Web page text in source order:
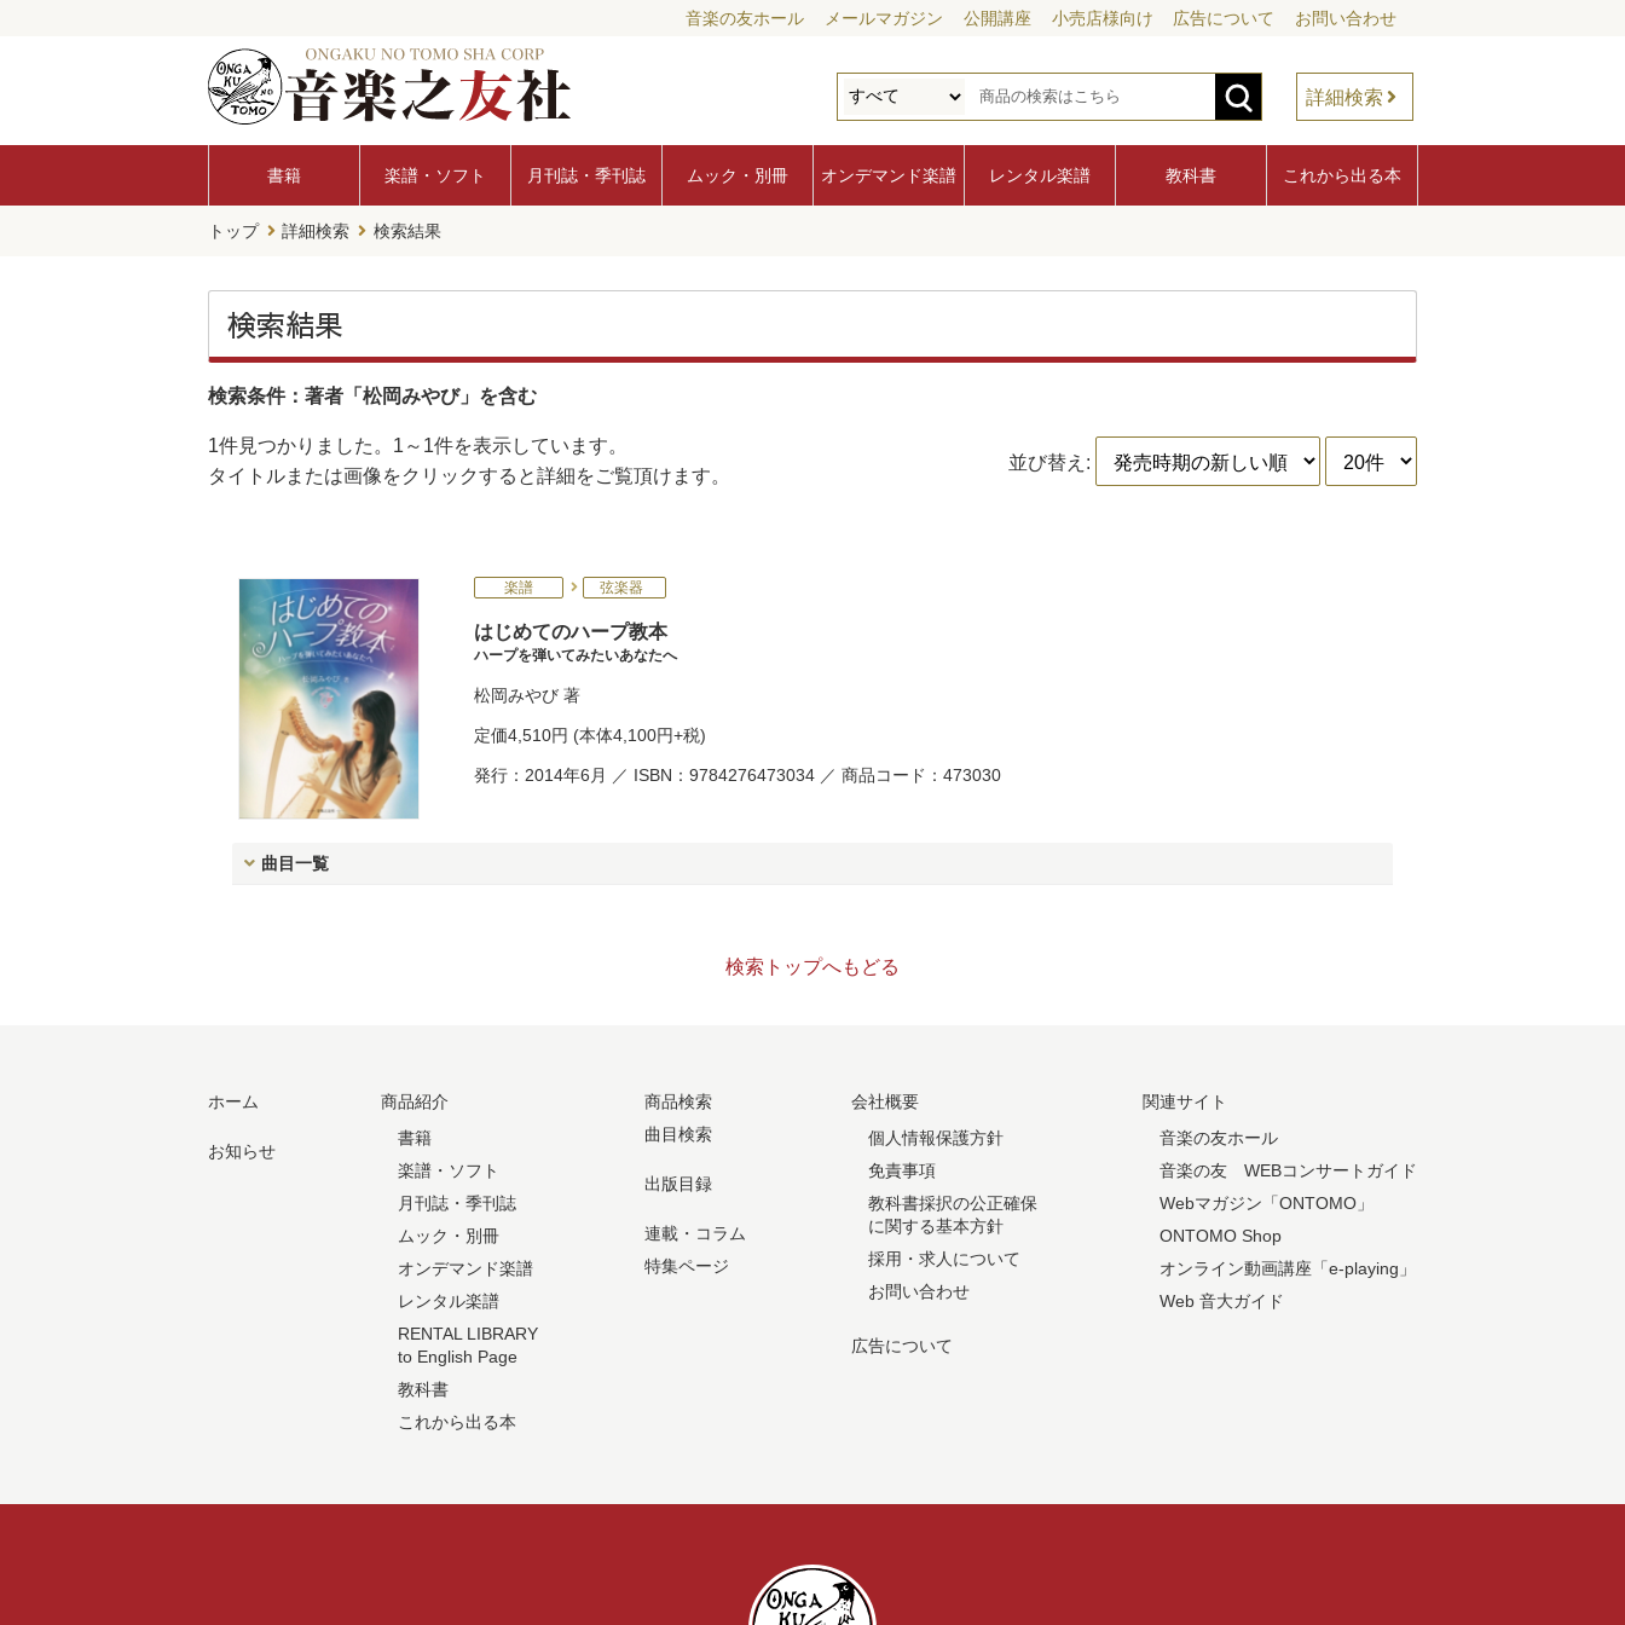
音楽の友ホール メールマガジン 公開講座 小売店様向け 広告について お問い合わせ
詳細検索
書籍 楽譜・ソフト 月刊誌・季刊誌 ムック・別冊 オンデマンド楽譜 レンタル楽譜 教科書 これから出る本
トップ 詳細検索 検索結果
検索結果
検索条件：著者「松岡みやび」を含む
1件見つかりました。 1～1件を表示しています。
タイトルまたは画像をクリックすると詳細をご覧頂けます。
並び替え:
楽譜 弦楽器
はじめてのハープ教本
ハープを弾いてみたいあなたへ
松岡みやび 著
定価4,510円 (本体4,100円+税)
発行：2014年6月 ／ ISBN：9784276473034 ／ 商品コード：473030
曲目一覧
検索トップへもどる
ホーム
お知らせ
商品紹介
書籍
楽譜・ソフト
月刊誌・季刊誌
ムック・別冊
オンデマンド楽譜
レンタル楽譜
RENTAL LIBRARY
to English Page
教科書
これから出る本
商品検索
曲目検索
出版目録
連載・コラム
特集ページ
会社概要
個人情報保護方針
免責事項
教科書採択の公正確保
に関する基本方針
採用・求人について
お問い合わせ
広告について
関連サイト
音楽の友ホール
音楽の友 WEBコンサートガイド
Webマガジン「ONTOMO」
ONTOMO Shop
オンライン動画講座「e-playing」
Web 音大ガイド